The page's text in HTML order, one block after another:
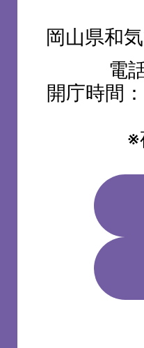
岡山県和
電
開庁時間
※